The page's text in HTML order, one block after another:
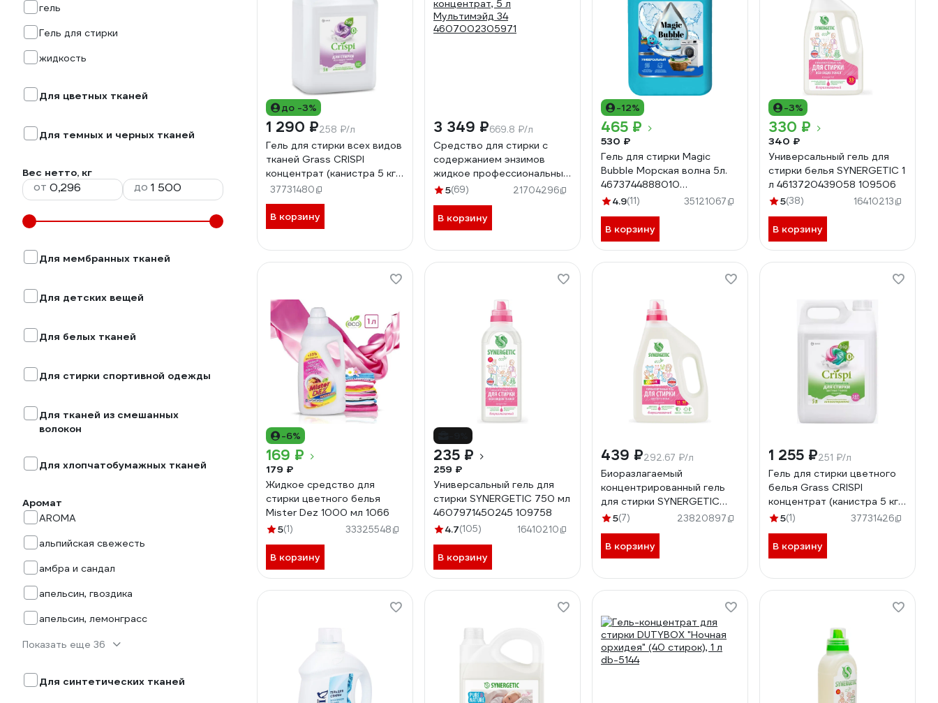
гель
Гель для стирки
жидкость
Для цветных тканей
Для темных и черных тканей
Вес нетто, кг
от до
Для мембранных тканей
Для детских вещей
Для белых тканей
Для стирки спортивной одежды
Для тканей из смешанных
волокон
Для хлопчатобумажных тканей
Аромат
AROMA
альпийская свежесть
амбра и сандал
апельсин, гвоздика
апельсин, лемонграсс
Показать еще 36
Для синтетических тканей
до -3%
1 290 ₽258 ₽/л
Гель для стирки всех видов
тканей Grass CRISPI
концентрат (канистра 5 кг)
125956
37731480
В корзину
3 349 ₽669.8 ₽/л
Средство для стирки с
содержанием энзимов
жидкое профессиональный
концентрат, 5 л
4607002305971
5(69) 21704296
В корзину
-12%
465 ₽
530 ₽
Гель для стирки Magic
Bubble Морская волна 5л.
4673744888010
4625476503808
4.9(11) 35121067
В корзину
-3%
330 ₽
340 ₽
Универсальный гель для
стирки белья SYNERGETIC 1
л 4613720439058 109506
5(38) 16410213
В корзину
-6%
169 ₽
179 ₽
Жидкое средство для
стирки цветного белья
Mister Dez 1000 мл 1066
5(1) 33325548
В корзину
235 ₽
259 ₽
Универсальный гель для
стирки SYNERGETIC 750 мл
4607971450245 109758
4.7(105) 16410210
В корзину
439 ₽292.67 ₽/л
Биоразлагаемый
концентрированный гель
для стирки SYNERGETIC
Color 1.5 л 109805
5(7) 23820897
В корзину
1 255 ₽251 ₽/л
Гель для стирки цветного
белья Grass CRISPI
концентрат (канистра 5 кг)
125952
5(1) 37731426
В корзину